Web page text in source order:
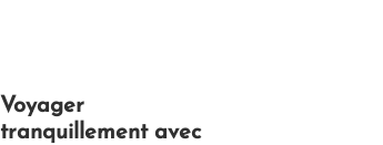
Voyager
tranquillement avec